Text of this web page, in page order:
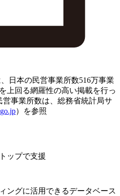
日本の民営事業所数516万事業
上回る網羅性の高い掲載を行っ
事業所数は、総務省統計局サ
）を参照
ップで支援
ングに活用できるデータベース